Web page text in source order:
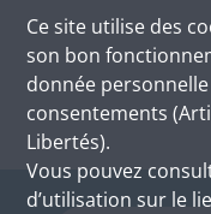
Ce site utilise des
son bon
donnée
consentements
Libertés).
Vous pouvez
d’utilisation sur le